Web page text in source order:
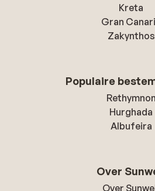
Kreta
Gran
Zakynthos
Populaire
Rethymnon
Hurghada
Albufeira
Over
Over